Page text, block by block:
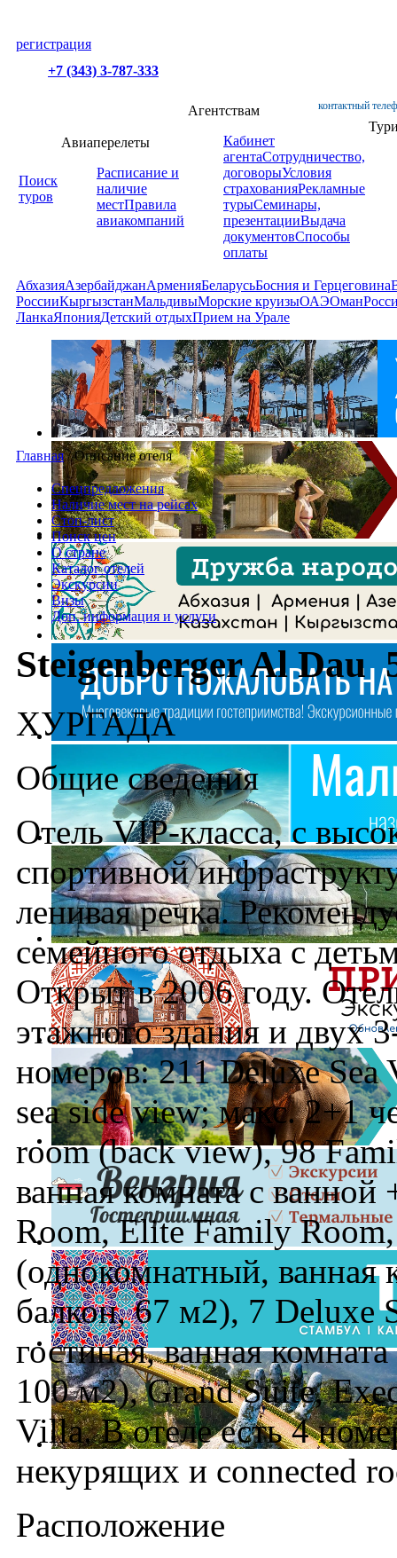
регистрация
+7 (343) 3-787-333
контактный
Поиск
туров
Авиаперелеты
Расписание и
наличие
местПравила
авиакомпаний
Агентствам
Кабинет
агентаСотрудничество,
договорыУсловия
страхованияРекламные
турыСеминары,
презентацииВыдача
документовСпособы
оплаты
АбхазияАзербайджанАрменияБеларусьБосния и Герцеговина
РоссииКыргызстанМальдивыМорские круизыОАЭОман
ЛанкаЯпонияДетский отдыхПрием на Урале
Главная /Описание отеля
Спецпредложения
Наличие мест на рейсах
Стоп-лист
Поиск цен
О стране
Каталог отелей
Экскурсии
Визы
Доп. информация и услуги
Steigenberger Al Dau
ХУРГАДA
Общие сведения
Отель VIP-класса, с
спортивной
ленивая речка.
семейного отдыха с
Открыт в 2006 году.
этажного здания и двух
номеров: 211 Deluxe
sea side view; макс. 2+1
room (back view), 98
ванная комната с
Room, Elite Family
(однокомнатный, ванная
балкон, 67 м2), 7 Deluxe
гостиная, ванная
100 м2), Grand Suite,
Villa. В отеле есть 4
некурящих и connected
Расположение